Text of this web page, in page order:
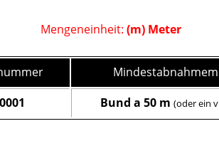
Mengeneinheit: (m) Meter
Bund a 50 m (oder ein